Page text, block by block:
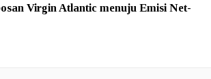
Virgin Atlantic menuju Emisi Net-